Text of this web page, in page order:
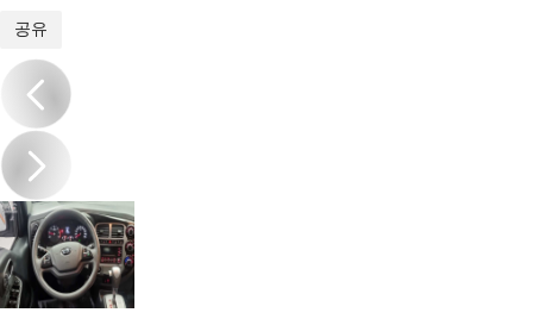
공유
/15